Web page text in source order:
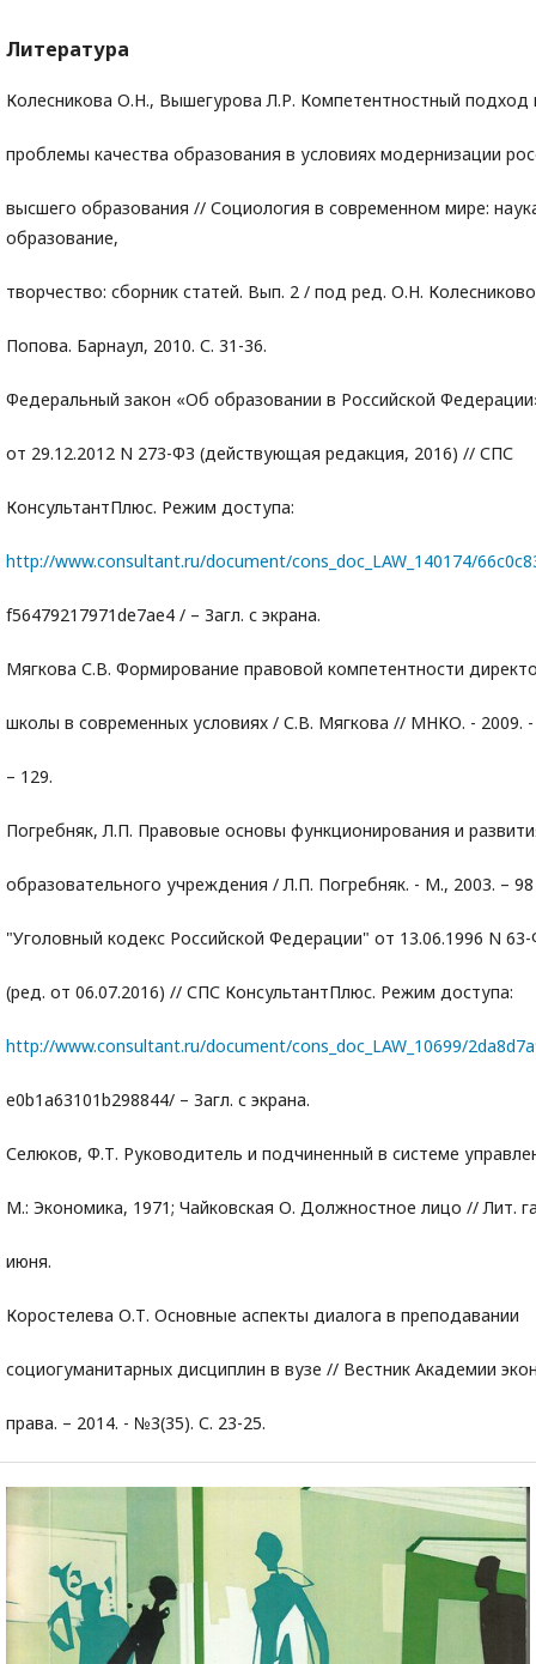
Литература
Колесникова О.Н., Вышегурова Л.Р. Компетентностный подход
проблемы качества образования в условиях модернизации
высшего образования // Социология в современном мире:
образование,
творчество: сборник статей. Вып. 2 / под ред. О.Н.
Попова. Барнаул, 2010. С. 31-36.
Федеральный закон «Об образовании в Российской
от 29.12.2012 N 273-ФЗ (действующая редакция, 2016) // СПС
КонсультантПлюс. Режим доступа:
http://www.consultant.ru/document/cons_doc_LAW_140174/
f56479217971de7ae4 / – Загл. с экрана.
Мягкова С.В. Формирование правовой компетентности
школы в современных условиях / С.В. Мягкова // МНКО. - 2009.
– 129.
Погребняк, Л.П. Правовые основы функционирования и
образовательного учреждения / Л.П. Погребняк. - М., 2003. – 98
"Уголовный кодекс Российской Федерации" от 13.06.1996 N
(ред. от 06.07.2016) // СПС КонсультантПлюс. Режим доступа:
http://www.consultant.ru/document/cons_doc_LAW_10699/
e0b1a63101b298844/ – Загл. с экрана.
Селюков, Ф.Т. Руководитель и подчиненный в системе
М.: Экономика, 1971; Чайковская О. Должностное лицо // Лит.
июня.
Коростелева О.Т. Основные аспекты диалога в преподавании
социогуманитарных дисциплин в вузе // Вестник Академии
права. – 2014. - №3(35). С. 23-25.